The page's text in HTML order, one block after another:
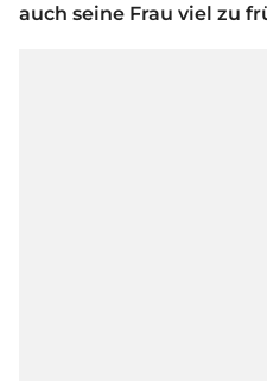
auch seine Frau viel zu